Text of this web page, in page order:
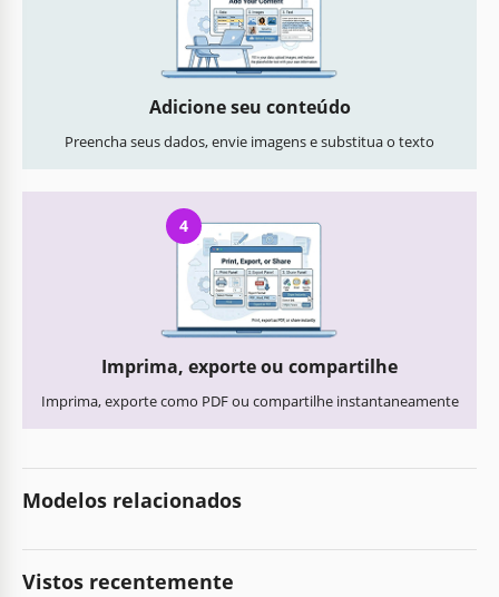
Adicione seu conteúdo
Preencha seus dados, envie imagens e substitua o texto
4
Imprima, exporte ou compartilhe
Imprima, exporte como PDF ou compartilhe instantaneamente
Modelos relacionados
Vistos recentemente